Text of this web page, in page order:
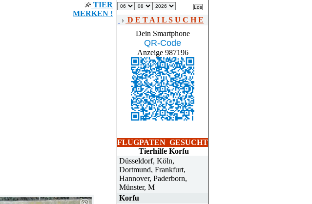
TIER
MERKEN !
D E T A I L S U C H E
Dein Smartphone
QR-Code
Anzeige 987196
FLUGPATEN GESUCHT
Tierhilfe Korfu
Düsseldorf, Köln,
Dortmund, Frankfurt,
Hannover, Paderborn,
Münster, M
Korfu